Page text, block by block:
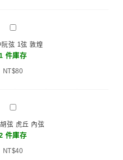
桃
貝
箏
台
古
標
準
版
中
弦
1
弦
阮弦 1弦 敦煌
1 件庫存
NT$80
二
弦
虎
丘
弦 虎丘 內弦
件庫存
NT$40